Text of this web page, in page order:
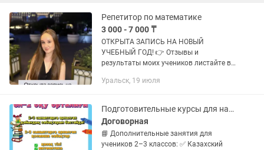
Репетитор по математике
3 000 - 7 000 ₸
ОТКРЫТА ЗАПИСЬ НА НОВЫЙ
УЧЕБНЫЙ ГОД! 👉 Отзывы и
результаты моих учеников листайте в
математике. Провожу
занятия для учеников 7-11...
Уральск, 19 июля
Подготовительные курсы для начальных классов
Договорная
📘 Дополнительные занятия для
учеников 2–3 классов: ✅ Казахский